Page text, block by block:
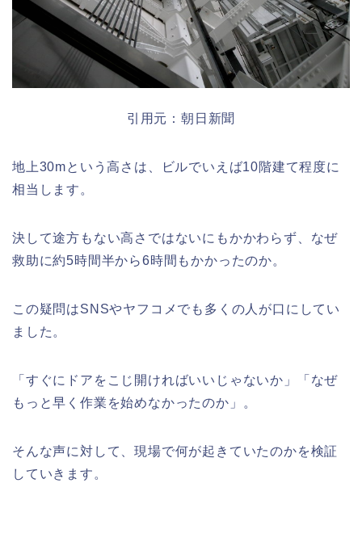
引用元：朝日新聞
地上30mという高さは、ビルでいえば10階建て程度に
相当します。
決して途方もない高さではないにもかかわらず、なぜ
救助に約5時間半から6時間もかかったのか。
この疑問はSNSやヤフコメでも多くの人が口にしてい
ました。
「すぐにドアをこじ開ければいいじゃないか」「なぜ
もっと早く作業を始めなかったのか」。
そんな声に対して、現場で何が起きていたのかを検証
していきます。